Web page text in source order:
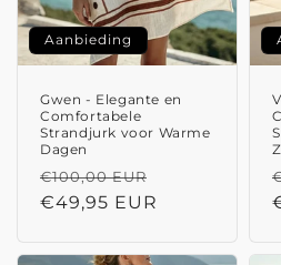
Aanbieding
Gwen - Elegante en
Comfortabele
Strandjurk voor Warme
Dagen
Normale
prijs
€100,00 EUR
€49,95 EUR